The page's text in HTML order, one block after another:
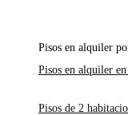
Pisos en alquiler
Pisos en alquiler
Pisos de 2